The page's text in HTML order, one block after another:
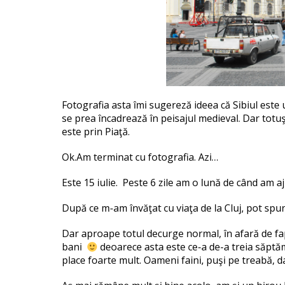
Fotografia asta îmi sugereză ideea că Sibiul
se prea încadrează în peisajul medieval. Dar
este prin Piaţă.
Ok.Am terminat cu fotografia. Azi…
Este 15 iulie. Peste 6 zile am o lună de când am
După ce m-am învăţat cu viaţa de la Cluj, pot
Dar aproape totul decurge normal, în afară de
bani
deoarece asta este ce-a de-a treia
place foarte mult. Oameni faini, puşi pe treabă,